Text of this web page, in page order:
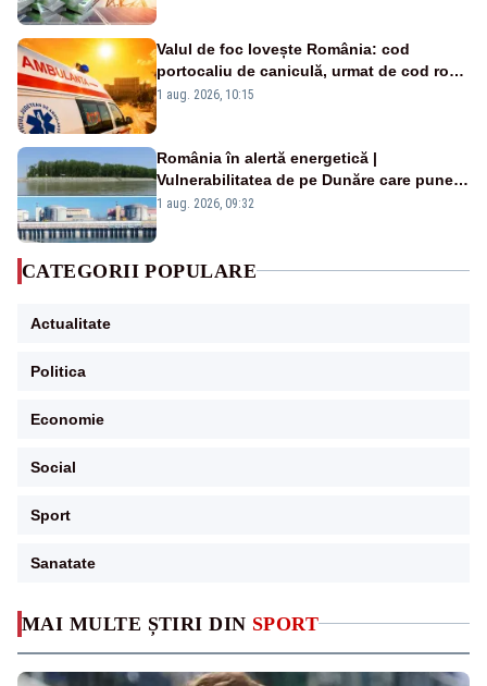
MAI MULTE ȘTIRI DIN SPORT
Valul de foc lovește România: cod
portocaliu de caniculă, urmat de cod roșu
duminică. Temperaturile urcă spre 40°C
1 aug. 2026, 10:15
România în alertă energetică |
Vulnerabilitatea de pe Dunăre care pune
în pericol Centrala Cernavodă era
1 aug. 2026, 09:32
CATEGORII POPULARE
Actualitate
Politica
Economie
Social
Sport
Sanatate